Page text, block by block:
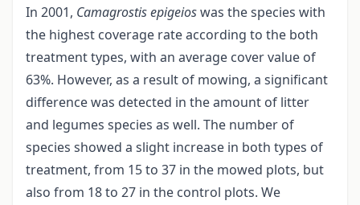
In 2001, Camagrostis epigeioswas the species with
the highest coverage rate according to the both
treatment types, with an average cover value of
63%. However, as a result of mowing, a significant
difference was detected in the amount of litter
and legumes species as well. The number of
species showed a slight increase in both types of
treatment, from 15 to 37 in the mowed plots, but
also from 18 to 27 in the control plots. We